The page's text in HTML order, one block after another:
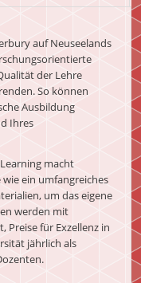
auf Neuseelands
der Lehre
So können
Ausbildung
Ihres
macht
ein umfangreiches
um das eigene
werden mit
für Exzellenz in
jährlich als